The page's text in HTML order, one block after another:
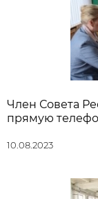
Член Совета
прямую
10.08.2023